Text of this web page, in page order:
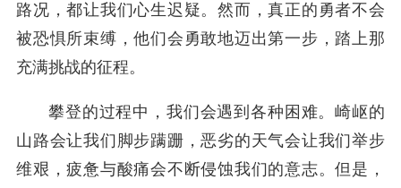
路况，都让我们心生迟疑。然而，真正的勇者不会
被恐惧所束缚，他们会勇敢地迈出第一步，踏上那
充满挑战的征程。
攀登的过程中，我们会遇到各种困难。崎岖的
山路会让我们脚步蹒跚，恶劣的天气会让我们举步
维艰，疲惫与酸痛会不断侵蚀我们的意志。但是，